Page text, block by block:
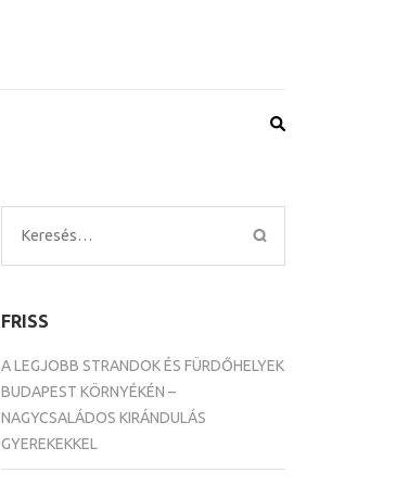
Keresés:
FRISS
A LEGJOBB STRANDOK ÉS FÜRDŐHELYEK
BUDAPEST KÖRNYÉKÉN –
NAGYCSALÁDOS KIRÁNDULÁS
GYEREKEKKEL